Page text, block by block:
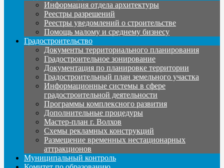
Информация отдела архитектуры
Реестры разрешений
Реестры уведомлений о строительстве
Помощь малому и среднему бизнесу
Градостроительство
Документы территориального планирования
Градостроительное зонирование
Документация по планировке территории
Градостроительный план земельного участка
Информационные системы в сфере
градостроительной деятельности
Программы комплексного развития
Дополнительные процедуры
Мастер-план г. Волхов
Схемы рекламных конструкций
Размещение временных нестационарных
аттракционов
Муниципальный контроль